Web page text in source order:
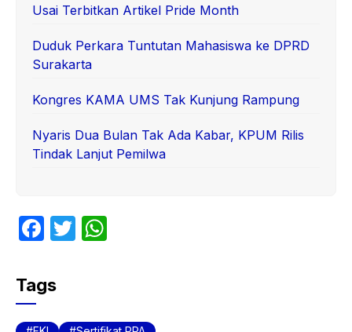
Usai Terbitkan Artikel Pride Month
Duduk Perkara Tuntutan Mahasiswa ke DPRD
Surakarta
Kongres KAMA UMS Tak Kunjung Rampung
Nyaris Dua Bulan Tak Ada Kabar, KPUM Rilis
Tindak Lanjut Pemilwa
F
c
e
T
Tags